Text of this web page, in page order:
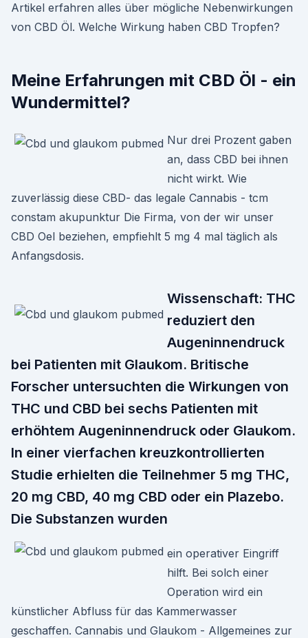
Artikel erfahren alles über mögliche Nebenwirkungen
von CBD Öl. Welche Wirkung haben CBD Tropfen?
Meine Erfahrungen mit CBD Öl - ein
Wundermittel?
Nur drei Prozent gaben
an, dass CBD bei ihnen
nicht wirkt. Wie
zuverlässig diese CBD- das legale Cannabis - tcm
constam akupunktur Die Firma, von der wir unser
CBD Oel beziehen, empfiehlt 5 mg 4 mal täglich als
Anfangsdosis.
Wissenschaft: THC
reduziert den
Augeninnendruck
bei Patienten mit Glaukom. Britische
Forscher untersuchten die Wirkungen von
THC und CBD bei sechs Patienten mit
erhöhtem Augeninnendruck oder Glaukom.
In einer vierfachen kreuzkontrollierten
Studie erhielten die Teilnehmer 5 mg THC,
20 mg CBD, 40 mg CBD oder ein Plazebo.
Die Substanzen wurden
ein operativer Eingriff
hilft. Bei solch einer
Operation wird ein
künstlicher Abfluss für das Kammerwasser
geschaffen. Cannabis und Glaukom - Allgemeines zur